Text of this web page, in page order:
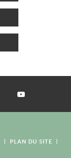
PLAN DU SITE